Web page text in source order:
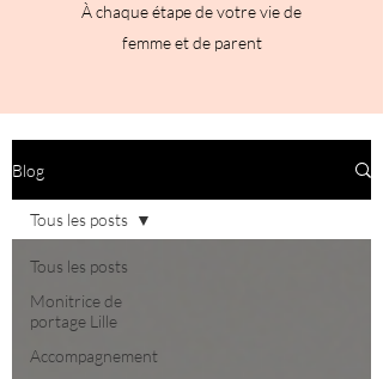
À chaque étape de votre vie de
femme et de parent
Blog
Tous les posts
Monitrice de
portage Lille
Accompagnement
Tous les posts